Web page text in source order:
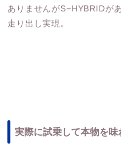
ありませんがS−HYBRIDが
走り出し実現。
実際に試乗して本物を味